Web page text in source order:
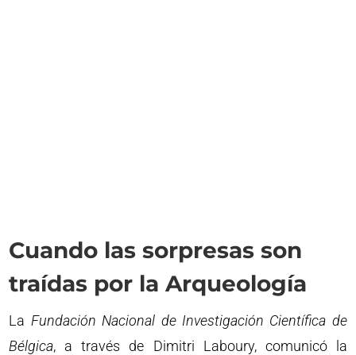
Cuando las sorpresas son
traídas por la Arqueología
La Fundación Nacional de Investigación Científica de
Bélgica, a través de Dimitri Laboury, comunicó la